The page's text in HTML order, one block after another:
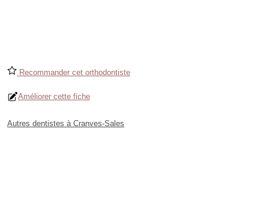
Recommander cet orthodontiste
Améliorer cette fiche
Autres dentistes à Cranves-Sales